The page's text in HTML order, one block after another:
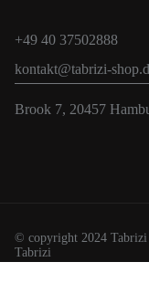
+49 40 37502888
kontakt@tabrizi-
Brook 7, 20457
© copyright 2024
Tabrizi